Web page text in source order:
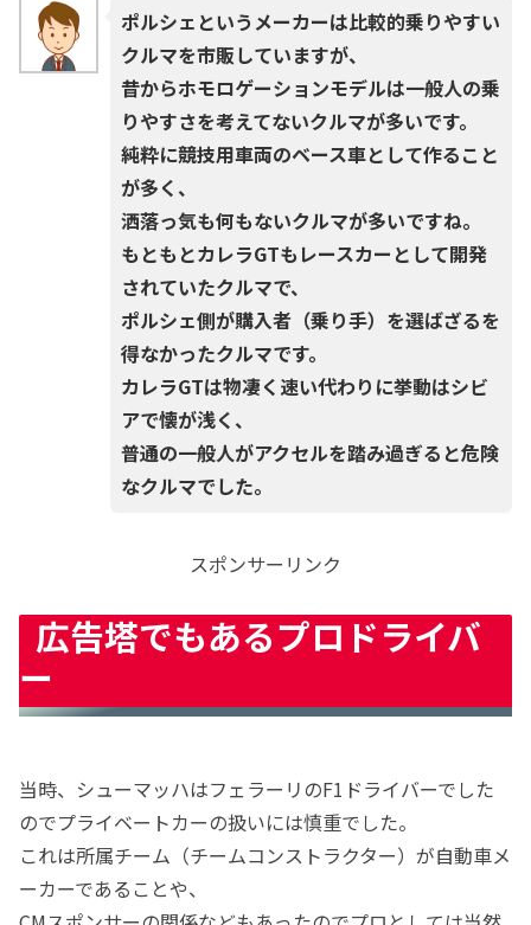
ポルシェというメーカーは比較的乗りやすい
クルマを市販していますが、
昔からホモロゲーションモデルは一般人の乗
りやすさを考えてないクルマが多いです。
純粋に競技用車両のベース車として作ること
が多く、
洒落っ気も何もないクルマが多いですね。
もともとカレラGTもレースカーとして開発
されていたクルマで、
ポルシェ側が購入者（乗り手）を選ばざるを
得なかったクルマです。
カレラGTは物凄く速い代わりに挙動はシビ
アで懐が浅く、
普通の一般人がアクセルを踏み過ぎると危険
なクルマでした。
スポンサーリンク
広告塔でもあるプロドライバ
ー
当時、シューマッハはフェラーリのF1ドライバーでした
のでプライベートカーの扱いには慎重でした。
これは所属チーム（チームコンストラクター）が自動車メ
ーカーであることや、